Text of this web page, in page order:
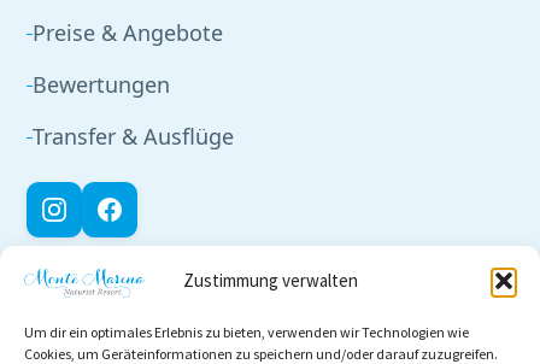
Zustimmung verwalten
Um dir ein optimales Erlebnis zu bieten, verwenden wir Technologien wie
Cookies, um Geräteinformationen zu speichern und/oder darauf zuzugreifen.
Preise & Angebote
Bewertungen
Transfer & Ausflüge
RECHTLICHES
Impressum